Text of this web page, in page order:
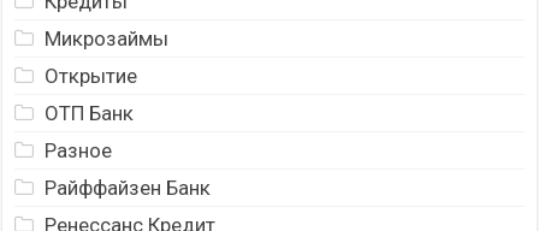
Микрозаймы
Открытие
ОТП Банк
Разное
Райффайзен Банк
Ренессанс Кредит